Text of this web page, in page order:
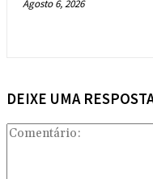
Agosto 6, 2026
DEIXE UMA